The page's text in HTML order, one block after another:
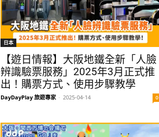
日本
【遊日情報】大阪地鐵全新「人臉
辨識驗票服務」2025年3月正式推
出！購票方式、使用步驟教學
DayDayPlay 旅遊專家 - 2025-04-14 0